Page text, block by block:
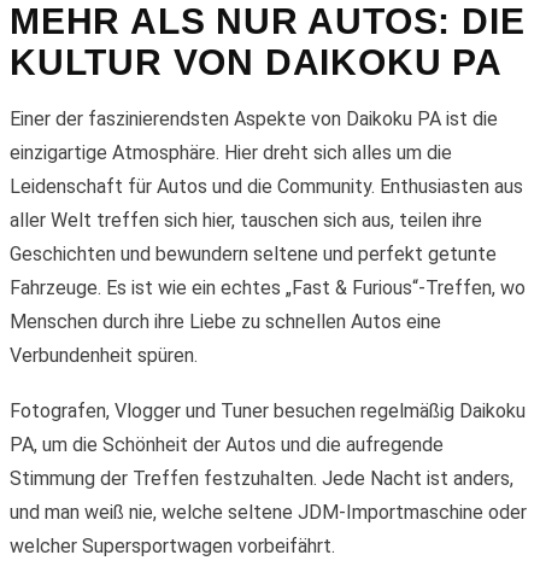
MEHR ALS NUR AUTOS: DIE
KULTUR VON DAIKOKU PA
Einer der faszinierendsten Aspekte von Daikoku PA ist die
einzigartige Atmosphäre. Hier dreht sich alles um die
Leidenschaft für Autos und die Community. Enthusiasten aus
aller Welt treffen sich hier, tauschen sich aus, teilen ihre
Geschichten und bewundern seltene und perfekt getunte
Fahrzeuge. Es ist wie ein echtes „Fast & Furious“-Treffen, wo
Menschen durch ihre Liebe zu schnellen Autos eine
Verbundenheit spüren.
Fotografen, Vlogger und Tuner besuchen regelmäßig Daikoku
PA, um die Schönheit der Autos und die aufregende
Stimmung der Treffen festzuhalten. Jede Nacht ist anders,
und man weiß nie, welche seltene JDM-Importmaschine oder
welcher Supersportwagen vorbeifährt.